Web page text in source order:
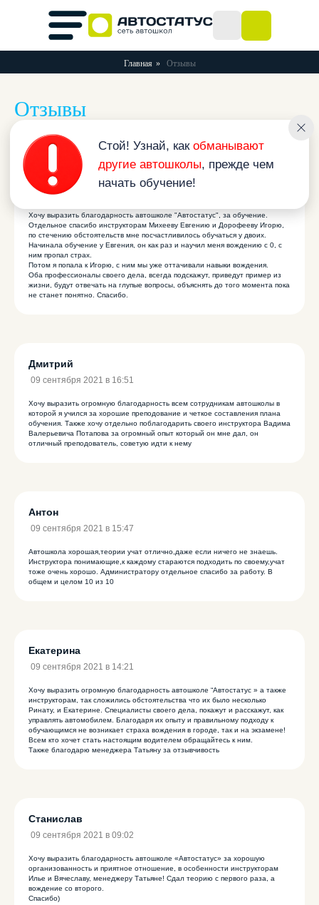
другие автошколы
Главная » Отзывы
Отзывы
Анастасия
11 сентября 2021 в 05:31
Хочу выразить благодарность автошколе "Автостатус", за обучение.
Отдельное спасибо инструкторам Михееву Евгению и Дорофееву Игорю,
по стечению обстоятельств мне посчастливилось обучаться у двоих.
Начинала обучение у Евгения, он как раз и научил меня вождению с 0, с
ним пропал страх.
Потом я попала к Игорю, с ним мы уже оттачивали навыки вождения.
Оба профессионалы своего дела, всегда подскажут, приведут пример из
жизни, будут отвечать на глупые вопросы, объяснять до того момента пока
не станет понятно. Спасибо.
Дмитрий
09 сентября 2021 в 16:51
Хочу выразить огромную благодарность всем сотрудникам автошколы в
которой я учился за хорошие преподование и четкое составления плана
обучения. Также хочу отдельно поблагодарить своего инструктора Вадима
Валерьевича Потапова за огромный опыт который он мне дал, он
отличный преподователь, советую идти к нему
Антон
09 сентября 2021 в 15:47
Автошкола хорошая,теории учат отлично,даже если ничего не знаешь.
Инструктора понимающие,к каждому стараются подходить по своему,учат
тоже очень хорошо. Администратору отдельное спасибо за работу. В
общем и целом 10 из 10
Екатерина
09 сентября 2021 в 14:21
Хочу выразить огромную благодарность автошколе “Автостатус » а также
инструкторам, так сложились обстоятельства что их было несколько
Ринату, и Екатерине. Специалисты своего дела, покажут и расскажут, как
управлять автомобилем. Благодаря их опыту и правильному подходу к
обучающимся не возникает страха вождения в городе, так и на экзамене!
Всем кто хочет стать настоящим водителем обращайтесь к ним.
Также благодарю менеджера Татьяну за отзывчивость
Станислав
09 сентября 2021 в 09:02
Хочу выразить благодарность автошколе «Автостатус» за хорошую
организованность и приятное отношение, в особенности инструкторам
Илье и Вячеславу, менеджеру Татьяне! Сдал теорию с первого раза, а
вождение со второго.
Спасибо)